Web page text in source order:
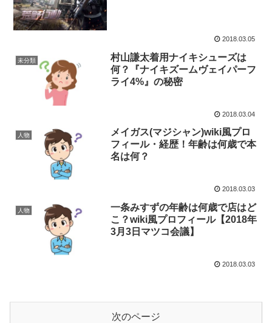
2018.03.05
未分類
村山謙太着用ナイキシューズは
何？『ナイキズームヴェイパーフ
ライ4%』の秘密
2018.03.04
人物
メイガス(マジシャン)wiki風プロ
フィール・経歴！年齢は何歳で本
名は何？
2018.03.03
人物
一条みすずの年齢は何歳で店はど
こ？wiki風プロフィール【2018年
3月3日マツコ会議】
2018.03.03
次のページ